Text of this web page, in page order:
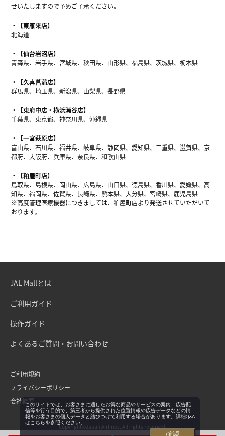
せいたしますので予めご了承ください。
【東雁来店】
北海道
【仙台岩沼店】
青森県、岩手県、宮城県、秋田県、山形県、福島県、茨城県、栃木県
【久喜菖蒲店】
群馬県、埼玉県、新潟県、山梨県、長野県
【東府中店・横浜瀬谷店】
千葉県、東京都、神奈川県、沖縄県
【一宮萩原店】
富山県、石川県、福井県、岐阜県、静岡県、愛知県、三重県、滋賀県、京
都府、大阪府、兵庫県、奈良県、和歌山県
【粕屋町店】
鳥取県、島根県、岡山県、広島県、山口県、徳島県、香川県、愛媛県、高
知県、福岡県、佐賀県、長崎県、熊本県、大分県、宮崎県、鹿児島県
※高度管理医療機器につきましては、粕屋町店より発送させていただいて
おります。
JAL Mallとは
ご利用ガイド
操作ガイド
よくあるご質問・お問い合わせ
ご利用規約
プライバシーポリシー
会社概要
Copyright©Japan Airlines. All rights reserved.
このサイトでは、お客さまに適したお得な商品やサービスの案内、広告配
信等を行う目的で、第三者から提供された位置情報や広告データなどの情
報をお客さまの個人データと結びつけて利用する場合があります。詳細Q&A
は こちらを参照ください。